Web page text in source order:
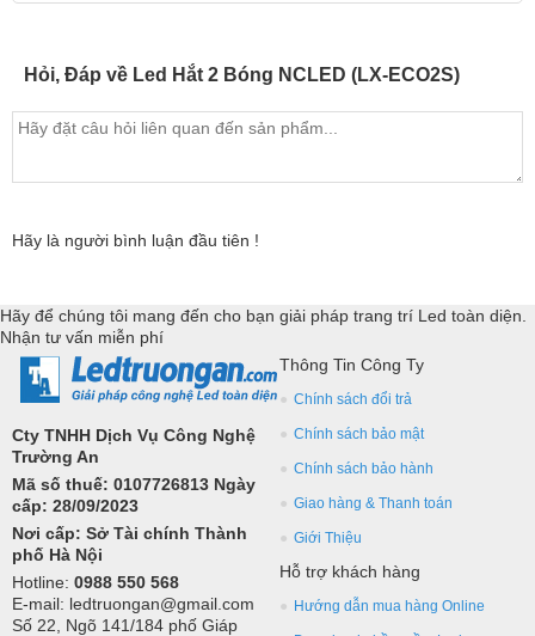
Hỏi, Đáp về Led Hắt 2 Bóng NCLED (LX-ECO2S)
Hãy là người bình luận đầu tiên !
Hãy để chúng tôi mang đến cho bạn giải pháp trang trí Led toàn diện.
Nhận tư vấn miễn phí
Cty TNHH Dịch Vụ Công Nghệ
Trường An
Mã số thuế: 0107726813 Ngày
cấp: 28/09/2023
Nơi cấp: Sở Tài chính Thành
phố Hà Nội
Hotline: 0988 550 568
E-mail: ledtruongan@gmail.com
Số 22, Ngõ 141/184 phố Giáp
Thông Tin Công Ty
Chính sách đổi trả
Chính sách bảo mật
Chính sách bảo hành
Giao hàng & Thanh toán
Giới Thiệu
Hỗ trợ khách hàng
Hướng dẫn mua hàng Online